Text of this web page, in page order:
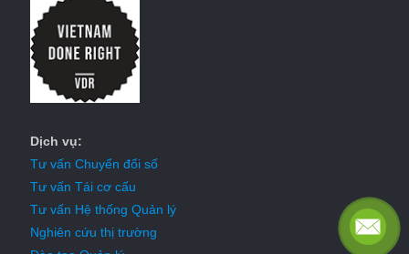
Dịch vụ:
Tư vấn Chuyển đổi số
Tư vấn Tái cơ cấu
Tư vấn Hệ thống Quản lý
Nghiên cứu thị trường